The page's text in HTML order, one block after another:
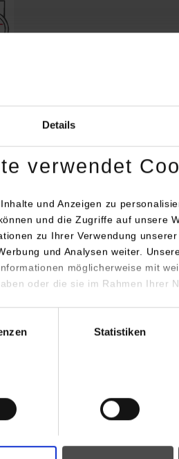
Details
verwendet
und Anzeigen zu
und die Zugriffe auf unsere
zu Ihrer Verwendung
und Analysen weiter.
möglicherweise mit
oder die sie im Rahmen Ihrer
Statistiken
DHBW Stuttgart
für